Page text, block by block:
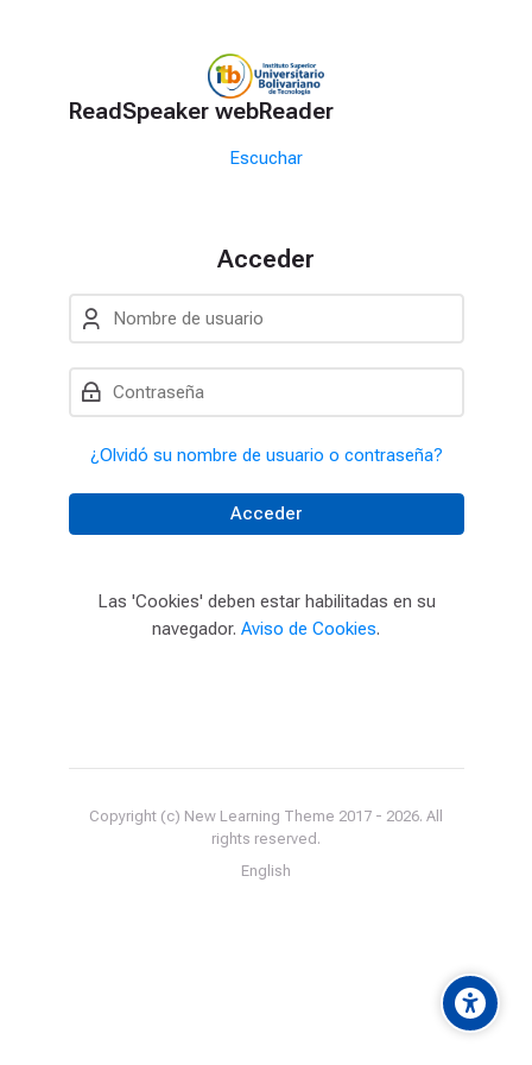
Bloques Salta ReadSpeaker webReader
ReadSpeaker webReader
Escuchar
Acceder
Nombre de usuario
Contraseña
¿Olvidó su nombre de usuario o contraseña?
Acceder
Las 'Cookies' deben estar habilitadas en su
navegador. Aviso de Cookies.
Copyright (c) New Learning Theme 2017 - 2026. All
rights reserved.
English